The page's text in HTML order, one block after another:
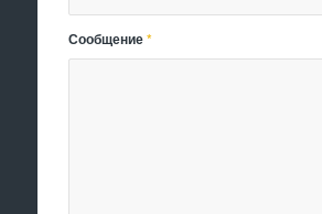
Сообщение*